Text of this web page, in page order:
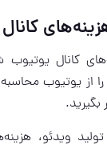
کانال
کانال یوتیوب
از یوتیوب
بگیرید.
ویدئو،